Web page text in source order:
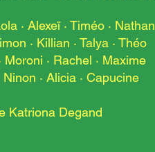
· Alexeï · Timéo · Nathan
· Killian · Talya · Théo
Moroni · Rachel · Maxime
Ninon · Alicia · Capucine
Katriona Degand